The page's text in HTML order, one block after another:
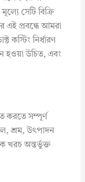
সেটি বিক্রি
এই প্রবন্ধে আমরা
কস্টিং নির্ধারণ
হওয়া উচিত, এবং
করতে সম্পূর্ণ
শ্রম, উৎপাদন
খরচ অন্তর্ভুক্ত